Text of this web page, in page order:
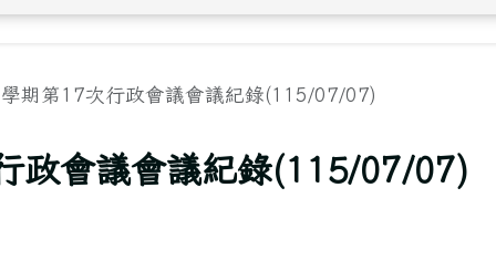
期第17次行政會議會議紀錄(115/07/07)
政會議會議紀錄(115/07/07)